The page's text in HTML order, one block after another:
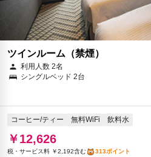
ツインルーム（禁煙）
利用人数 2名
シングルベッド 2台
コーヒー/ティー 無料WiFi 飲料水
￥12,626
税・サービス料 ￥2,192含む
313ポイント